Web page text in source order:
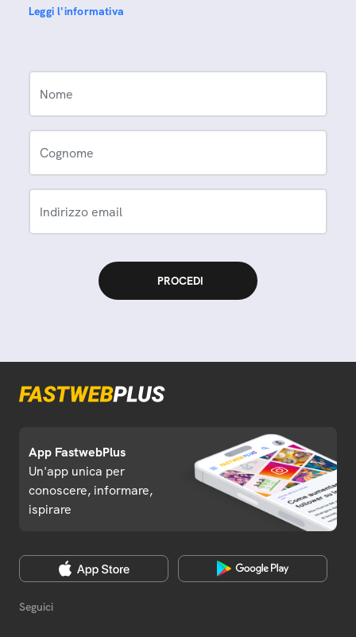
Leggi l'informativa
Nome
Cognome
Indirizzo email
App FastwebPlus
Un'app unica per
conoscere, informare,
ispirare
Seguici